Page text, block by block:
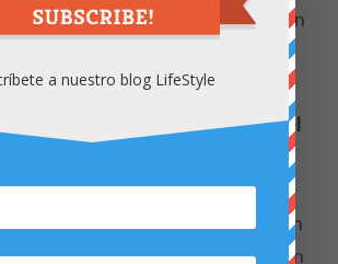
de arándano, piña y moras con
en verano no puede faltar un
de la pasión.
bebidas típicas son la sangría y el
Pero existen otros refrescantes
. El borgoña es una
que combina tinto y frutas rojas, en
moras y frambuesas. El melón con
a nuestro blog LifeStyle